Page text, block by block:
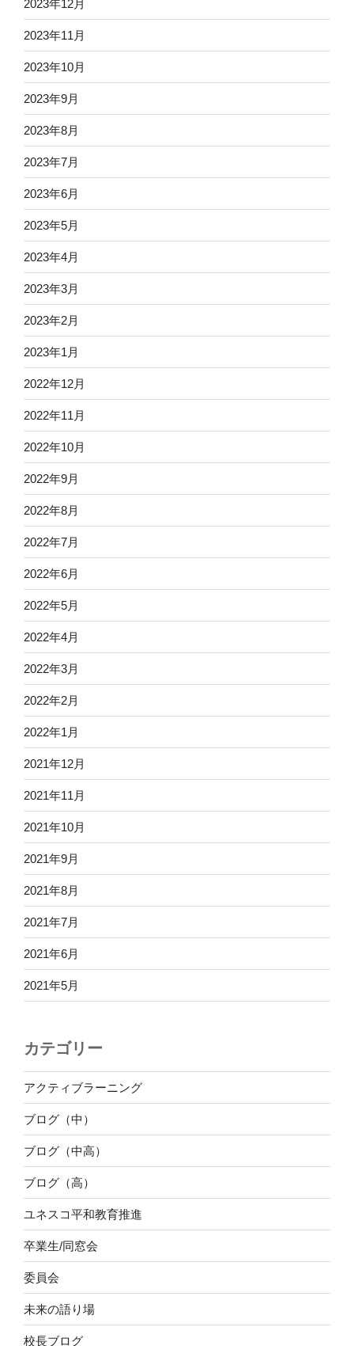
2023年12月
2023年11月
2023年10月
2023年9月
2023年8月
2023年7月
2023年6月
2023年5月
2023年4月
2023年3月
2023年2月
2023年1月
2022年12月
2022年11月
2022年10月
2022年9月
2022年8月
2022年7月
2022年6月
2022年5月
2022年4月
2022年3月
2022年2月
2022年1月
2021年12月
2021年11月
2021年10月
2021年9月
2021年8月
2021年7月
2021年6月
2021年5月
カテゴリー
アクティブラーニング
ブログ（中）
ブログ（中高）
ブログ（高）
ユネスコ平和教育推進
卒業生/同窓会
委員会
未来の語り場
校長ブログ